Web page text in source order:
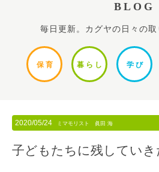
BLOG
毎日更新。カグヤの日々の取
保 育 暮ら し 学 び
2020/05/24 ミマモリスト 眞田 海
子どもたちに残していき